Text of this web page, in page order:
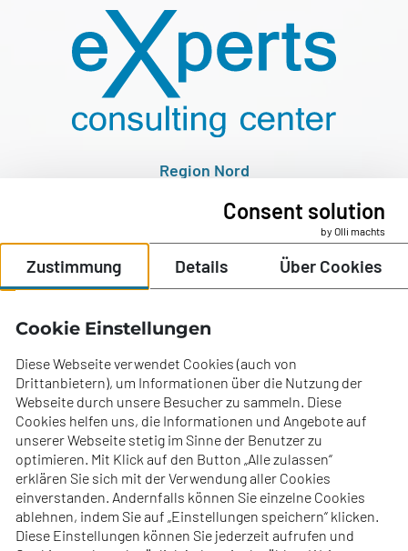
Region Nord
4490 St. Florian
E:
office@ecc-experts.at
Jobs
Standorte
Für Bewerber
Für Unternehmer
Über uns
Consent solution
by Olli machts
Zustimmung Details Über Cookies
Cookie Einstellungen
Diese Webseite verwendet Cookies (auch von
Drittanbietern), um Informationen über die Nutzung der
Webseite durch unsere Besucher zu sammeln. Diese
Cookies helfen uns, die Informationen und Angebote auf
unserer Webseite stetig im Sinne der Benutzer zu
optimieren. Mit Klick auf den Button „Alle zulassen“
erklären Sie sich mit der Verwendung aller Cookies
einverstanden. Andernfalls können Sie einzelne Cookies
ablehnen, indem Sie auf „Einstellungen speichern“ klicken.
Diese Einstellungen können Sie jederzeit aufrufen und